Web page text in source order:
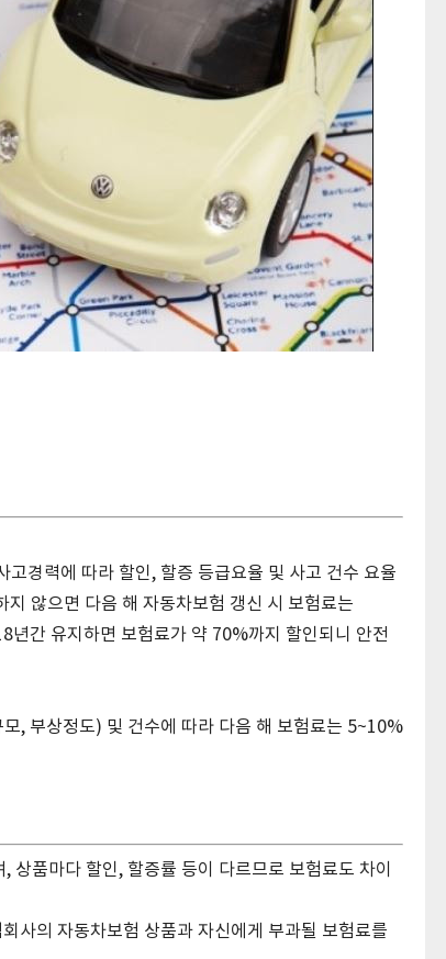
경력에 따라 할인, 할증 등급요율 및 사고 건수 요율
않으면 다음 해 자동차보험 갱신 시 보험료는
간 유지하면 보험료가 약 70%까지 할인되니 안전
, 부상정도) 및 건수에 따라 다음 해 보험료는 5~10%
품마다 할인, 할증률 등이 다르므로 보험료도 차이
사의 자동차보험 상품과 자신에게 부과될 보험료를